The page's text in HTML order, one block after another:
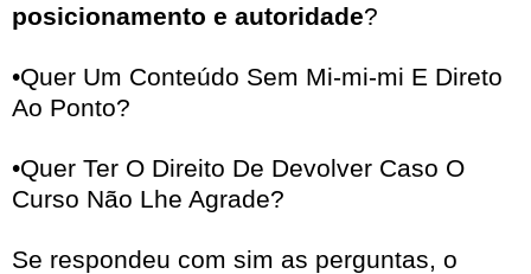
posicionamento e autoridade?
•Quer Um Conteúdo Sem Mi-mi-mi E Direto
Ao Ponto?
•Quer Ter O Direito De Devolver Caso O
Curso Não Lhe Agrade?
Se respondeu com sim as perguntas, o